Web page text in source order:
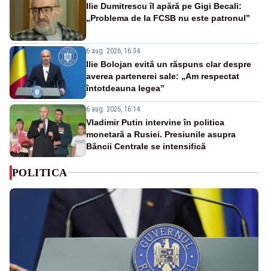
Ilie Dumitrescu îl apără pe Gigi Becali:
„Problema de la FCSB nu este patronul”
6 aug. 2026, 16:34
Ilie Bolojan evită un răspuns clar despre
averea partenerei sale: „Am respectat
întotdeauna legea”
6 aug. 2026, 16:14
Vladimir Putin intervine în politica
monetară a Rusiei. Presiunile asupra
Băncii Centrale se intensifică
POLITICA